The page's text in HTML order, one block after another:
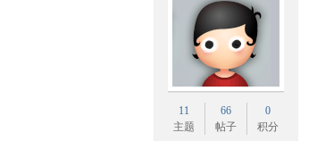
11
主题
66
帖子
0
积分